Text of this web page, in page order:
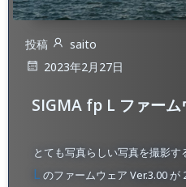
投稿
saito
2023年2月27日
SIGMA fp L ファー
とても写真らしい写真を撮影す
L のファームウェア Ver.3.00 が